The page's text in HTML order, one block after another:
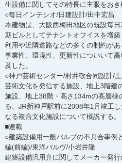
生設備に関してその特長に主眼をおき
○毎日インテシオ/日建設計/田中宏昌
本建物は、大阪西梅田地区の既設毎
期ビルとしてテナントオフイスを増
利用や近隣道路などの多くの制約が
事業性、環境性、更新性についいて
及した。
○神戸芸術センター/村井敬合同設計/
芸術文化を発信する施設、地上3階建
施設、地上38階・高さ134mの高層棟
る、JR新神戸駅前に2008年1月竣工
なる複合文化施設について概説する。
■連載
○建築設備用一般バルブの不具合事例
編(前編)/東洋バルヴ/小岩井隆
建築設備汎用弁に関してメーカー発